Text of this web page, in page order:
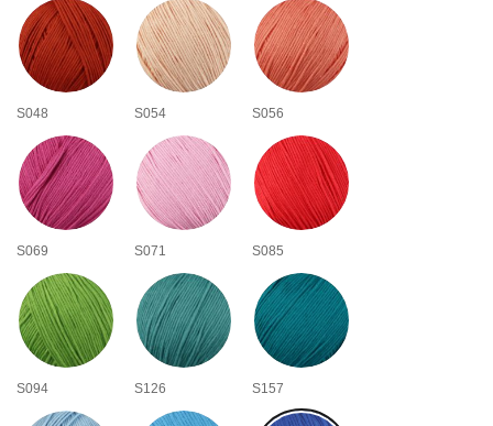
S048 S054 S056
S069 S071 S085
S094 S126 S157